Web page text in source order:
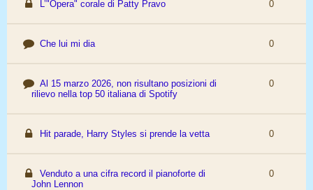
L’"Opera" corale di Patty Pravo 0
Che lui mi dia 0
Al 15 marzo 2026, non risultano posizioni di
rilievo nella top 50 italiana di Spotify
0
Hit parade, Harry Styles si prende la vetta 0
Venduto a una cifra record il pianoforte di
John Lennon
0